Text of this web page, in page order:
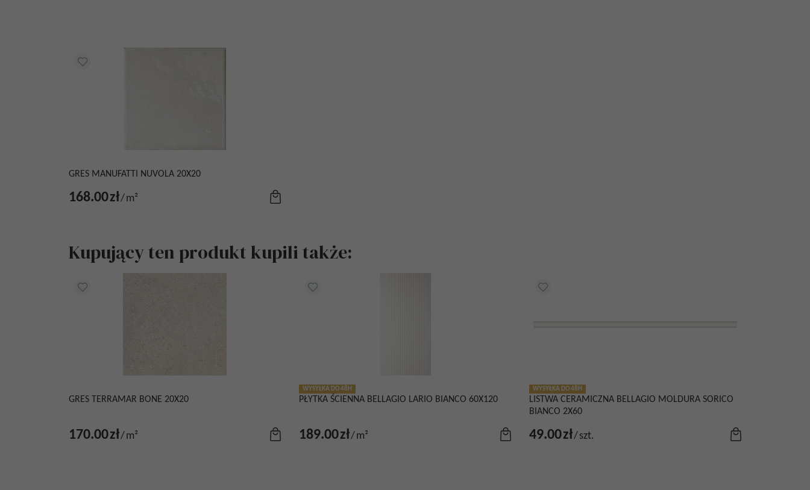
GRES MANUFATTI NUVOLA 20X20
168.00zł/m²
Kupujący ten produkt kupili także:
GRES TERRAMAR BONE 20X20
170.00zł/m²
WYSYŁKA DO 48H
PŁYTKA ŚCIENNA BELLAGIO LARIO BIANCO 60X120
189.00zł/m²
WYSYŁKA DO 48H
LISTWA CERAMICZNA BELLAGIO MOLDURA SORICO
BIANCO 2X60
49.00zł/szt.